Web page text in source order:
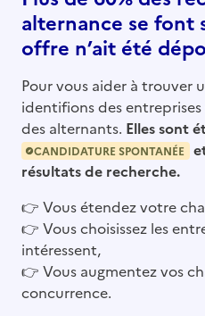
alternance se font
offre n’ait été
Pour vous aider à trouver
identifions des
des alternants. Elles sont
CANDIDATURE SPONTANÉE
résultats de recherche.
👉 Vous étendez votre
👉 Vous choisissez les
intéressent,
👉 Vous augmentez vos
concurrence.